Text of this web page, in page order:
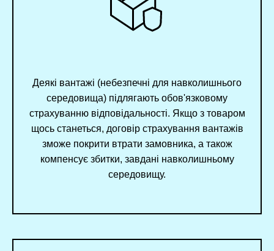
Деякі вантажі (небезпечні для навколишнього
середовища) підлягають обов'язковому
страхуванню відповідальності. Якщо з товаром
щось станеться, договір страхування вантажів
зможе покрити втрати замовника, а також
компенсує збитки, завдані навколишньому
середовищу.